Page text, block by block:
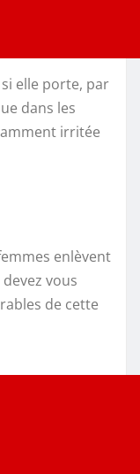
elle porte, par
dans les
irritée
enlèvent
vous
de cette